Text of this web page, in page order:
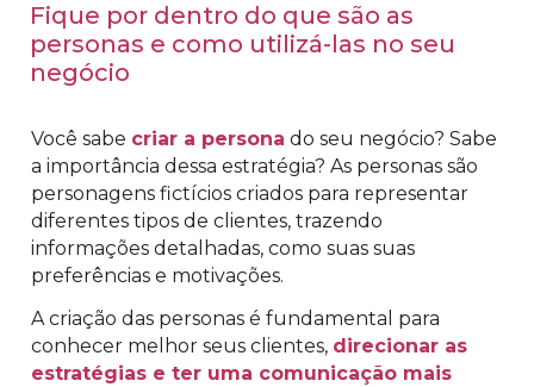
Fique por dentro do que são as
personas e como utilizá-las no seu
negócio
Você sabe criar a persona do seu negócio? Sabe
a importância dessa estratégia? As personas são
personagens fictícios criados para representar
diferentes tipos de clientes, trazendo
informações detalhadas, como suas suas
preferências e motivações.
A criação das personas é fundamental para
conhecer melhor seus clientes, direcionar as
estratégias e ter uma comunicação mais